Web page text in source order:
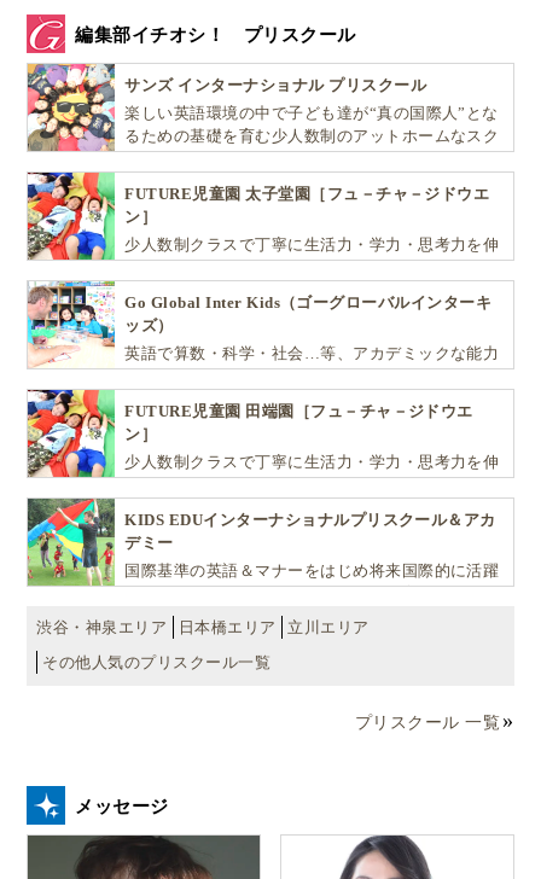
ニュージーランド親子留学のススメ
英語はもちろんのこと、現地のライフスタイルや教育
スタイルを ニュージーランド親子留学
を通じて学び
にいらしてください。お子さんと一緒の留学は、個人
験がいっぱいできます！
異国の経験を楽しみ成長していくお子さんの姿が見ら
れるだけではありません。
教育システムの違い
子育ての違い
…など、興味はつきず、いろいろな気付きがありま
れるママ仲間もできることでしょう。
自然豊かな環境で、旅行ではみることのできないライ
フスタイルや文化に触れることは、語学力以上のもの
を得られると思います。
ニュージーランド親子留学は1日からのプチ体験
か
お子様が5歳からの親子留学・母子留学・父子留学だ
けでなく、11歳以上であれば単身のキッズ留学
編集部イチオシ！ プリスクール
サンズ インターナショナル プリスクール
楽しい英語環境の中で子ども達が“真の国際人”とな
るための基礎を育む少人数制のアットホームなスク
FUTURE児童園 太子堂園［フュ－チャ－ジドウエ
ン］
少人数制クラスで丁寧に生活力・学力・思考力を伸
Go Global Inter Kids（ゴーグローバルインターキ
ッズ）
英語で算数・科学・社会…等、アカデミックな能力
を育む少人数制のプリスクールです。
FUTURE児童園 田端園［フュ－チャ－ジドウエ
ン］
少人数制クラスで丁寧に生活力・学力・思考力を伸
KIDS EDUインターナショナルプリスクール＆アカ
デミー
国際基準の英語＆マナーをはじめ将来国際的に活躍
EDU（キッズ・エデュ）」は幼児から小学生まで一
貫して学べる充実のカリキュラムが魅力です
渋谷・神泉エリア 日本橋エリア
立川エリア
その他人気のプリスクール一覧
プリスクール 一覧
メッセージ